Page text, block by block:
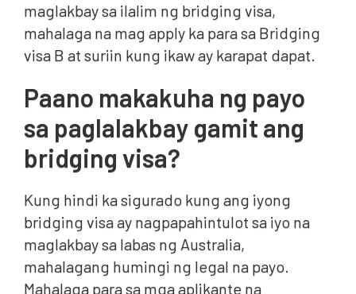
maglakbay sa ilalim ng bridging visa,
mahalaga na mag apply ka para sa Bridging
visa B at suriin kung ikaw ay karapat dapat.
Paano makakuha ng payo
sa paglalakbay gamit ang
bridging visa?
Kung hindi ka sigurado kung ang iyong
bridging visa ay nagpapahintulot sa iyo na
maglakbay sa labas ng Australia,
mahalagang humingi ng legal na payo.
Mahalaga para sa mga aplikante na